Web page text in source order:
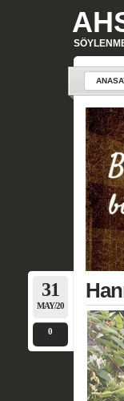
31
MAY/20
0